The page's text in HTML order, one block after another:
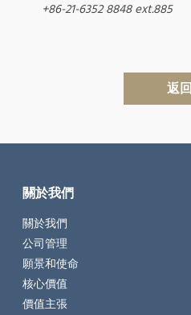
+86-21-6352 8848 ext.885
返回
關於我們
關於我們
公司管理
願景和使命
核心價值
價值主張